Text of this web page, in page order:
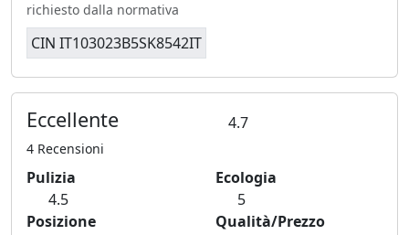
richiesto dalla normativa
CIN IT103023B5SK8542IT
Eccellente 4.7
4 Recensioni
Pulizia
4.5
Ecologia
5
Posizione
Qualità/Prezzo